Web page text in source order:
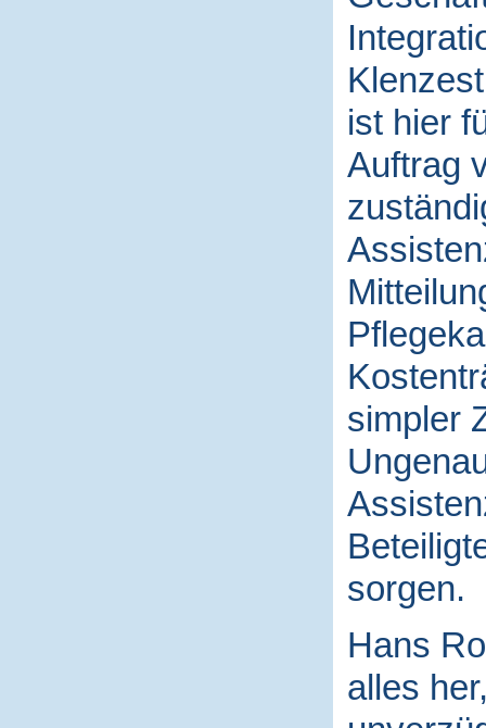
ist hier
Auftrag
simpler
sorgen.
Hans
alles